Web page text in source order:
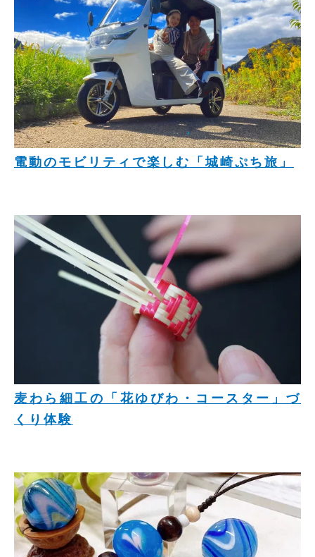
電動のモビリティで楽しむ「城崎ぷち旅」
麦わら細工の「花ゆびわ・コースター」づ
くり体験